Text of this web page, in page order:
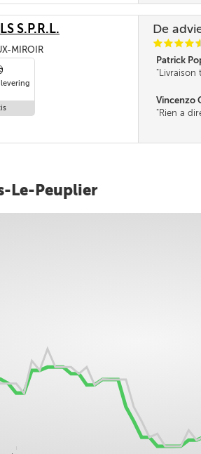
S.P.R.L.
MIROIR
De
CCCC
Patrick
Livraison
c'est le
Vincenzo
Rien a
Le-Peuplier